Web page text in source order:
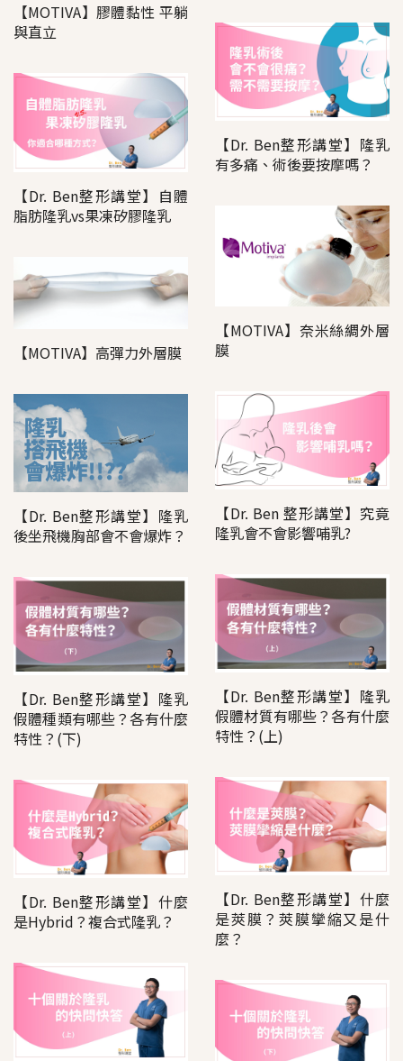
【MOTIVA】膠體黏性 平躺
與直立
【Dr. Ben整形講堂】隆乳
有多痛、術後要按摩嗎？
【Dr. Ben整形講堂】自體
脂肪隆乳vs果凍矽膠隆乳
【MOTIVA】奈米絲綢外層
膜
【MOTIVA】高彈力外層膜
【Dr. Ben 整形講堂】究竟
隆乳會不會影響哺乳?
【Dr. Ben整形講堂】隆乳
後坐飛機胸部會不會爆炸？
【Dr. Ben整形講堂】隆乳
假體材質有哪些？各有什麼
特性？(上)
【Dr. Ben整形講堂】隆乳
假體種類有哪些？各有什麼
特性？(下)
【Dr. Ben整形講堂】什麼
是莢膜？莢膜攣縮又是什
麼？
【Dr. Ben整形講堂】什麼
是Hybrid？複合式隆乳？